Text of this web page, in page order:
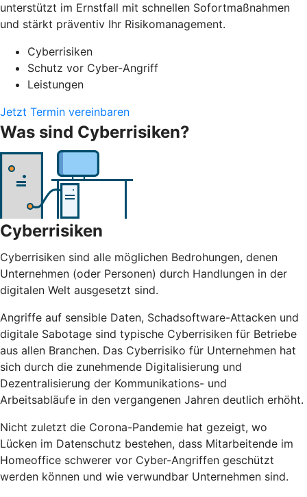
unterstützt im Ernstfall mit schnellen Sofortmaßnahmen
und stärkt präventiv Ihr Risikomanagement.
Cyberrisiken
Schutz vor Cyber-Angriff
Leistungen
Jetzt Termin vereinbaren
Was sind Cyberrisiken?
Cyberrisiken
Cyberrisiken sind alle möglichen Bedrohungen, denen
Unternehmen (oder Personen) durch Handlungen in der
digitalen Welt ausgesetzt sind.
Angriffe auf sensible Daten, Schadsoftware-Attacken und
digitale Sabotage sind typische Cyberrisiken für Betriebe
aus allen Branchen. Das Cyberrisiko für Unternehmen hat
sich durch die zunehmende Digitalisierung und
Dezentralisierung der Kommunikations- und
Arbeitsabläufe in den vergangenen Jahren deutlich erhöht.
Nicht zuletzt die Corona-Pandemie hat gezeigt, wo
Lücken im Datenschutz bestehen, dass Mitarbeitende im
Homeoffice schwerer vor Cyber-Angriffen geschützt
werden können und wie verwundbar Unternehmen sind.